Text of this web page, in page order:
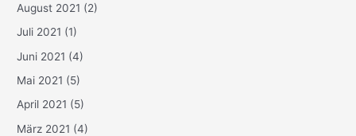
August 2021 (2)
Juli 2021 (1)
Juni 2021 (4)
Mai 2021 (5)
April 2021 (5)
März 2021 (4)